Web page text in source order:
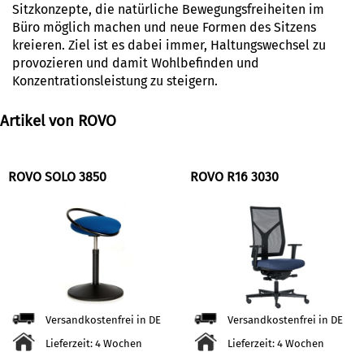
Sitzkonzepte, die natürliche Bewegungsfreiheiten im
Büro möglich machen und neue Formen des Sitzens
kreieren. Ziel ist es dabei immer, Haltungswechsel zu
provozieren und damit Wohlbefinden und
Konzentrationsleistung zu steigern.
Artikel von ROVO
ROVO SOLO 3850
Versandkostenfrei in DE
Lieferzeit: 4 Wochen
ROVO R16 3030
Versandkostenfrei in DE
Lieferzeit: 4 Wochen